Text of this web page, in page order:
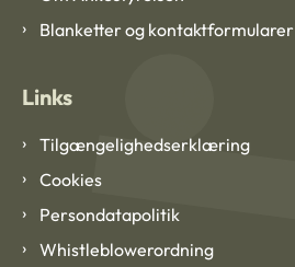
Blanketter og kontaktformularer
Links
Tilgængelighedserklæring
Cookies
Persondatapolitik
Whistleblowerordning